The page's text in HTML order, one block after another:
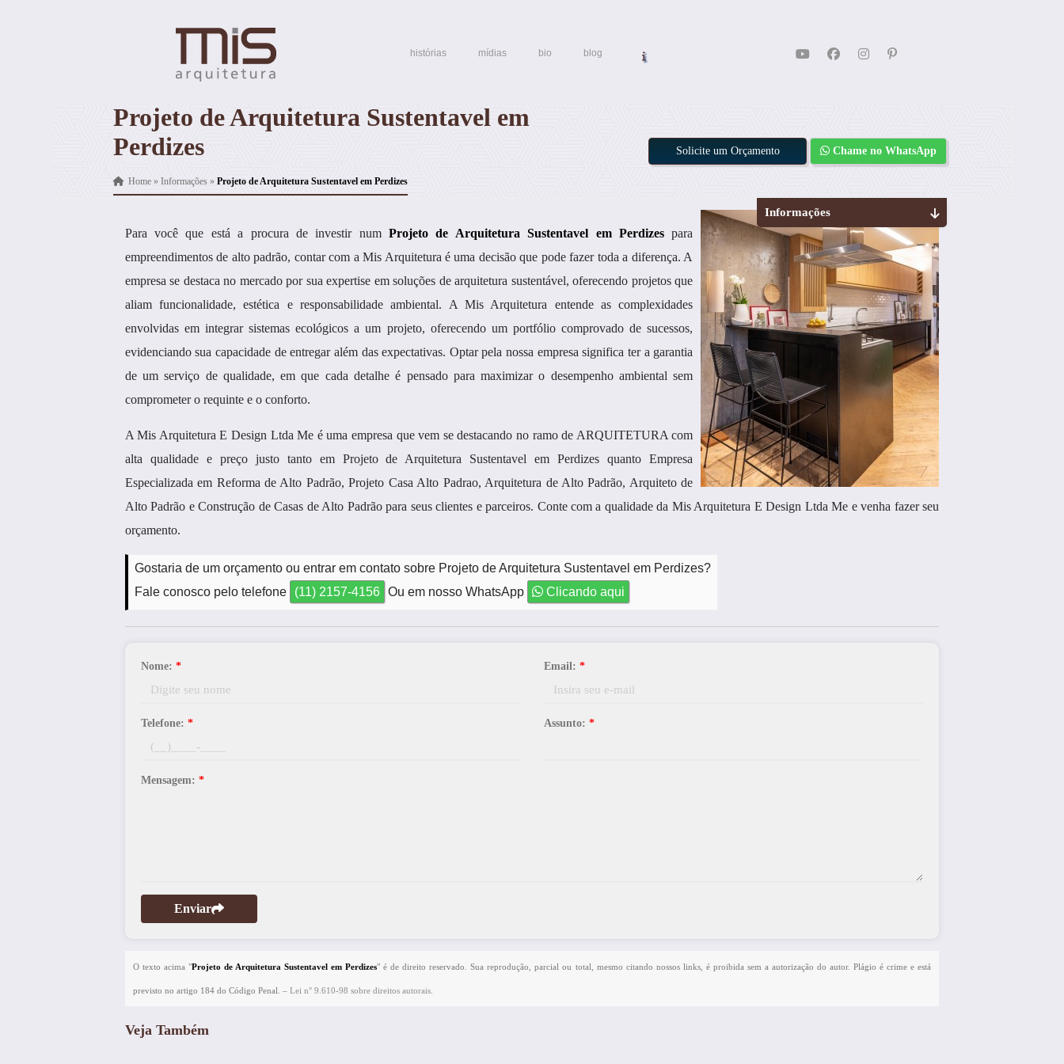
histórias mídias bio blog
Projeto de Arquitetura Sustentavel em
Perdizes
Home» Informações » Projeto de Arquitetura Sustentavel em Perdizes
Solicite um Orçamento Chame no WhatsApp
Para você que está a procura de investir numProjeto de Arquitetura Sustentavel em Perdizespara
empreendimentos de alto padrão, contar com a Mis Arquitetura é uma decisão que pode fazer toda a diferença. A
empresa se destaca no mercado por sua expertise em soluções de arquitetura sustentável, oferecendo projetos que
aliam funcionalidade, estética e responsabilidade ambiental. A Mis Arquitetura entende as complexidades
envolvidas em integrar sistemas ecológicos a um projeto, oferecendo um portfólio comprovado de sucessos,
evidenciando sua capacidade de entregar além das expectativas. Optar pela nossa empresa significa ter a garantia
de um serviço de qualidade, em que cada detalhe é pensado para maximizar o desempenho ambiental sem
comprometer o requinte e o conforto.
A Mis Arquitetura E Design Ltda Me é uma empresa que vem se destacando no ramo de ARQUITETURA com
alta qualidade e preço justo tanto em Projeto de Arquitetura Sustentavel em Perdizes quanto Empresa
Especializada em Reforma de Alto Padrão, Projeto Casa Alto Padrao, Arquitetura de Alto Padrão, Arquiteto de
Alto Padrão e Construção de Casas de Alto Padrão para seus clientes e parceiros. Conte com a qualidade da Mis Arquitetura E Design Ltda Me e venha fazer seu
orçamento.
Gostaria de um orçamento ou entrar em contato sobre Projeto de Arquitetura Sustentavel em Perdizes?
Fale conosco pelo telefone
(11) 2157-4156 Ou em nosso WhatsApp Clicando aqui
Nome: * Email: *
Telefone: * Assunto: *
Mensagem: *
Enviar
O texto acima "Projeto de Arquitetura Sustentavel em Perdizes" é de direito reservado. Sua reprodução, parcial ou total, mesmo citando nossos links, é proibida sem a autorização do autor. Plágio é crime e está
previsto no artigo 184 do Código Penal. – Lei n° 9.610-98 sobre direitos autorais.
Informações
Veja Também